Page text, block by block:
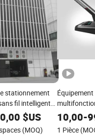
stationnement
fil intelligent
gestion
$US
(MOQ)
10,00-
1 Pièce